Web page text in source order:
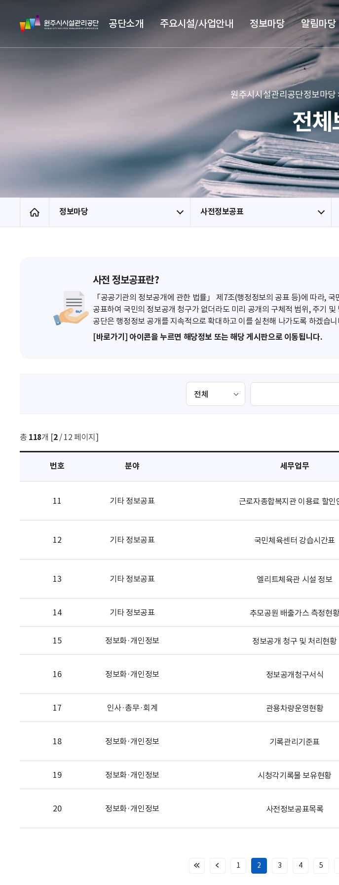
본문 바로
메뉴 바로
원
주
시
관
단
공단소개 주요시설/사업안내 정보마당 알림마당
원주시시설관리공단정보마당
전체
홈 정보마당 사전정보공표
사전 정보공표란?
「공공기관의 정보공개에 관한 법률」 제7조(행정정보의 공표 등)에 따라,
공표하여 국민의 정보공개 청구가 없더라도 미리 공개의 구체적 범위, 주기
공단은 행정정보 공개를 지속적으로 확대하고 이를 실천해 나가도록 하겠습니
[바로가기] 아이콘을 누르면 해당정보 또는 해당 게시판으로 이동됩니다.
검
총 118개 [2/ 12 페이지]
번호 분야 세무업무
11 기타 정보공표 근로자종합복지관 이용료 할인
12 기타 정보공표 국민체육센터 강습시간표
13 기타 정보공표 엘리트체육관 시설 정보
14 기타 정보공표 추모공원 배출가스 측정현
15 정보화·개인정보 정보공개 청구 및 처리현황
16 정보화·개인정보 정보공개청구서식
17 인사·총무·회계 관용차량운영현황
18 정보화·개인정보 기록관리기준표
19 정보화·개인정보 시청각기록물 보유현황
20 정보화·개인정보 사전정보공표목록
처
이
1 2 3 4 5